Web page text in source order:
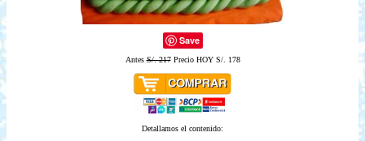
Save
AntesS/. 217Precio HOY S/. 178
Detallamos el contenido: